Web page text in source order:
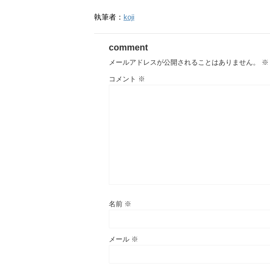
執筆者： koji
comment
メールアドレスが公開されることはありません。 ※
コメント ※
名前 ※
メール ※